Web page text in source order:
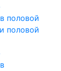
половой
половой